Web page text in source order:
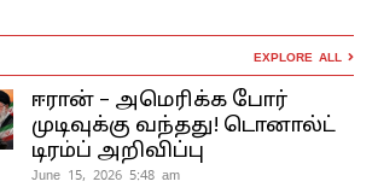
EXPLORE ALL
ஈரான் – அமெரிக்க போர்
முடிவுக்கு வந்தது! டொனால்ட்
டிரம்ப் அறிவிப்பு
June 15, 2026 5:48 am